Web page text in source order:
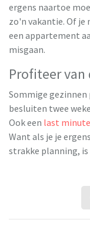
ergens naartoe
zo'n vakantie. Of
een appartement
misgaan.
Profiteer
Sommige gezinnen
besluiten twee
Ook een last
Want als je je
strakke planning, is